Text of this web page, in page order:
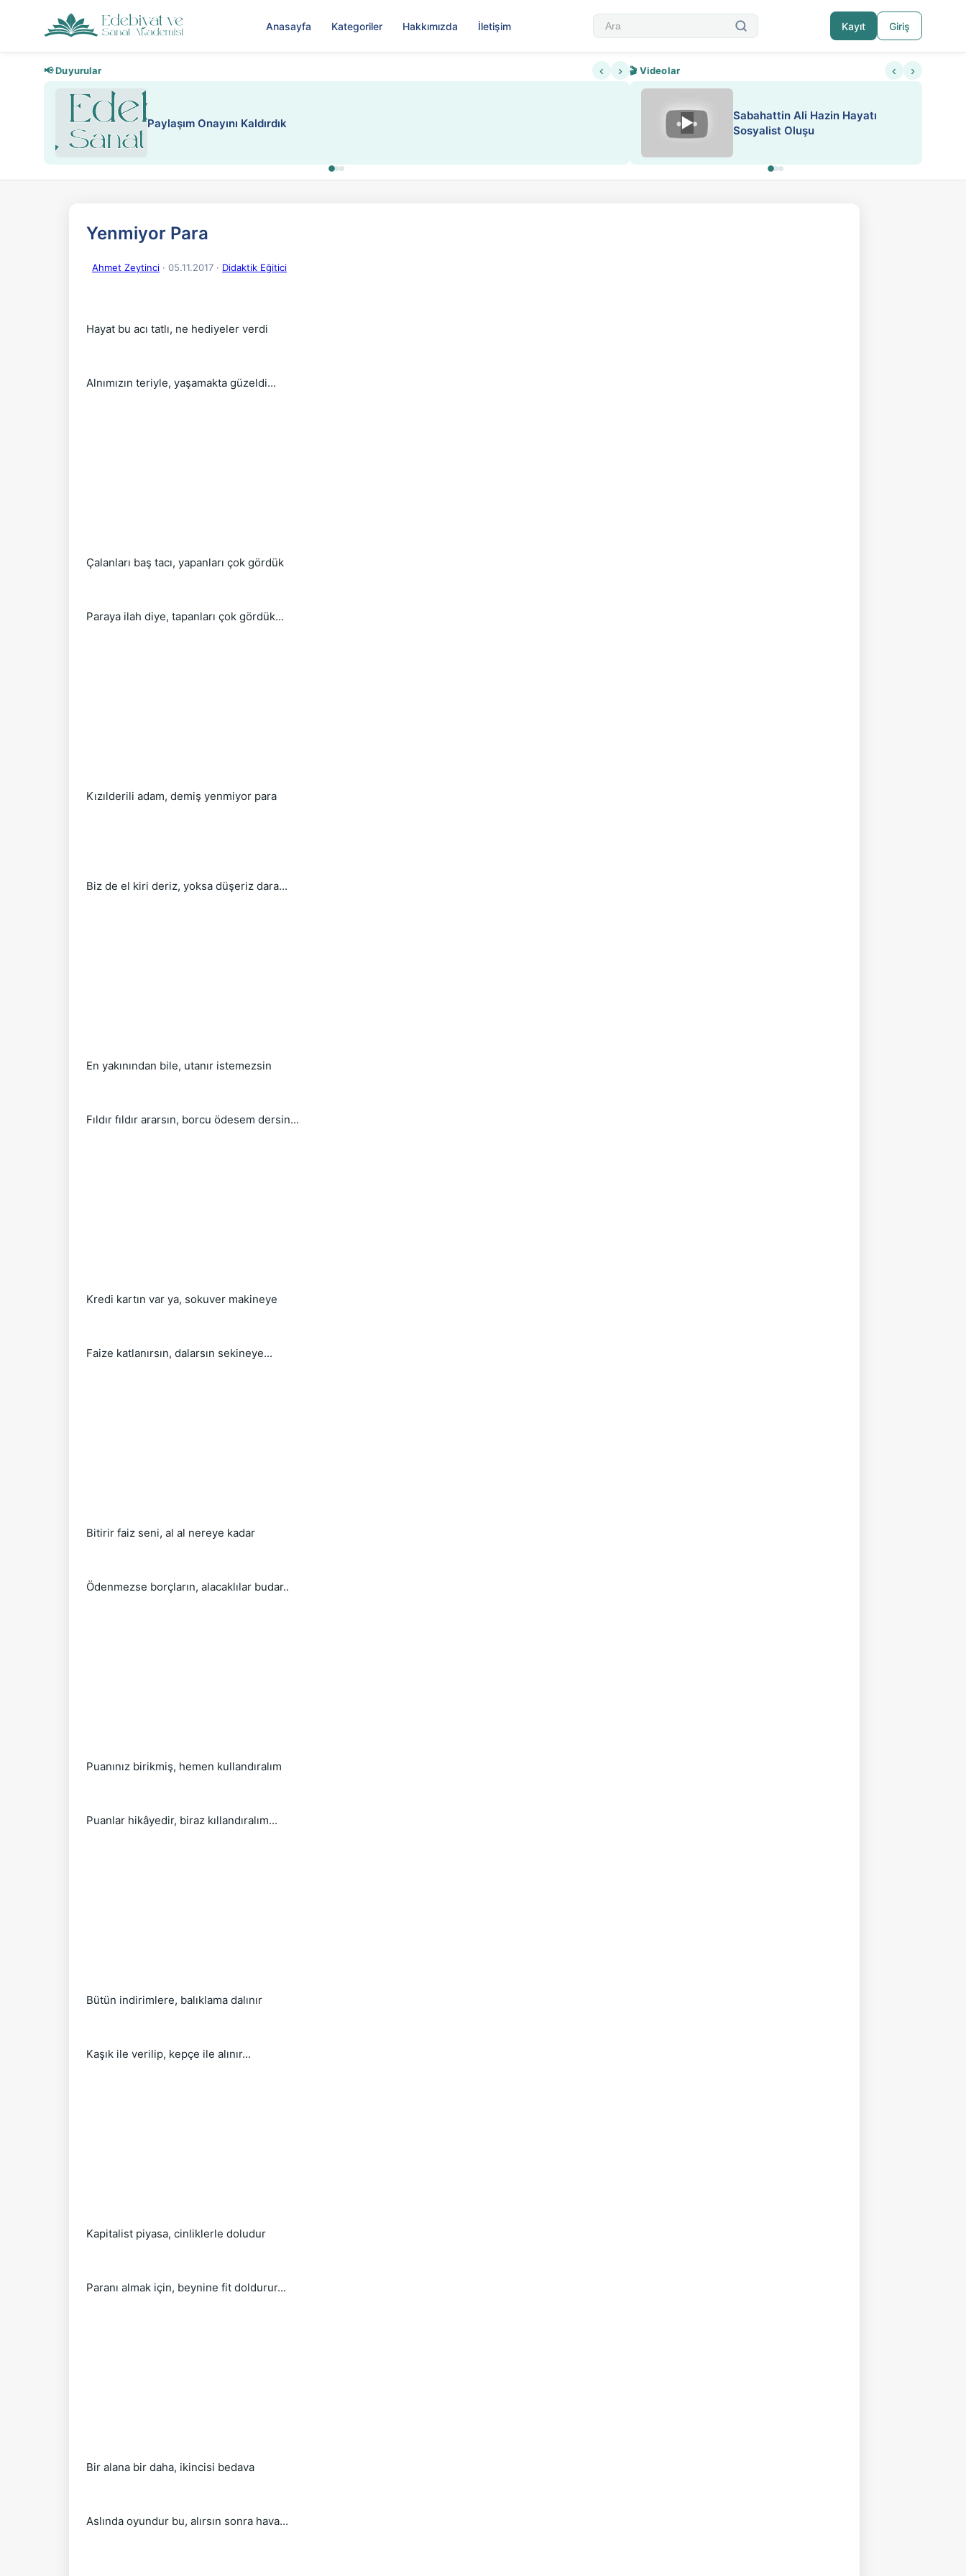
Anasayfa Kategoriler Hakkımızda İletişim Kayıt Giriş
📢 Duyurular ‹ ›
Nadir içeriklere kısıtlama ve kredi sistemi getirildi ESA 'da Sen de Paylaş
🎬 Videolar ‹ ›
▶
ATEŞ YAKMAK KONU ÖZET J.
LONDON
Yenmiyor Para
Ahmet Zeytinci · 05.11.2017 · Didaktik Eğitici
Hayat bu acı tatlı, ne hediyeler verdi
Alnımızın teriyle, yaşamakta güzeldi...
Çalanları baş tacı, yapanları çok gördük
Paraya ilah diye, tapanları çok gördük...
Kızılderili adam, demiş yenmiyor para
Biz de el kiri deriz, yoksa düşeriz dara...
En yakınından bile, utanır istemezsin
Fıldır fıldır ararsın, borcu ödesem dersin...
Kredi kartın var ya, sokuver makineye
Faize katlanırsın, dalarsın sekineye...
Bitirir faiz seni, al al nereye kadar
Ödenmezse borçların, alacaklılar budar..
Puanınız birikmiş, hemen kullandıralım
Puanlar hikâyedir, biraz kıllandıralım...
Bütün indirimlere, balıklama dalınır
Kaşık ile verilip, kepçe ile alınır...
Kapitalist piyasa, cinliklerle doludur
Paranı almak için, beynine fit doldurur...
Bir alana bir daha, ikincisi bedava
Aslında oyundur bu, alırsın sonra hava...